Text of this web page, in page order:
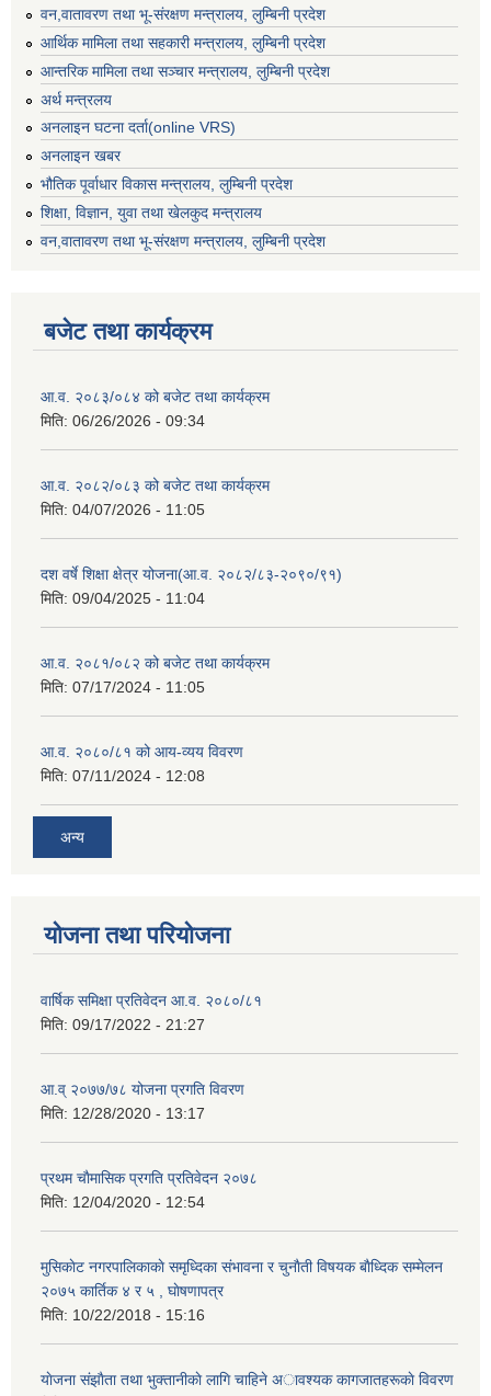
वन,वातावरण तथा भू-संरक्षण मन्त्रालय, लुम्बिनी प्रदेश
आर्थिक मामिला तथा सहकारी मन्त्रालय, लुम्बिनी प्रदेश
आन्तरिक मामिला तथा सञ्चार मन्त्रालय, लुम्बिनी प्रदेश
अर्थ मन्त्रलय
अनलाइन घटना दर्ता(online VRS)
अनलाइन खबर
भौतिक पूर्वाधार विकास मन्त्रालय, लुम्बिनी प्रदेश
शिक्षा, विज्ञान, युवा तथा खेलकुद मन्‍‍त्रालय
वन,वातावरण तथा भू-संरक्षण मन्त्रालय, लुम्बिनी प्रदेश
बजेट तथा कार्यक्रम
आ.व. २०८३/०८४ को बजेट तथा कार्यक्रम
मिति: 06/26/2026 - 09:34
आ.व. २०८२/०८३ को बजेट तथा कार्यक्रम
मिति: 04/07/2026 - 11:05
दश वर्षे शिक्षा क्षेत्र योजना(आ.व. २०८२/८३-२०९०/९१)
मिति: 09/04/2025 - 11:04
आ.व. २०८१/०८२ को बजेट तथा कार्यक्रम
मिति: 07/17/2024 - 11:05
आ.व. २०८०/८१ को आय-व्यय विवरण
मिति: 07/11/2024 - 12:08
अन्य
योजना तथा परियोजना
वार्षिक समिक्षा प्रतिवेदन आ.व. २०८०/८१
मिति: 09/17/2022 - 21:27
आ.व् २०७७/७८ योजना प्रगति विवरण
मिति: 12/28/2020 - 13:17
प्रथम चाैमासिक प्रगति प्रतिवेदन २०७८
मिति: 12/04/2020 - 12:54
मुसिकाेट नगरपालिकाकाे समृध्दिका संभावना र चुनाैती विषयक बाैध्दिक सम्मेलन
२०७५ कार्तिक ४ र ५ , घाेषणापत्र
मिति: 10/22/2018 - 15:16
याेजना संझाैता तथा भुक्तानीकाे लागि चाहिने अावश्यक कागजातहरूकाे विवरण